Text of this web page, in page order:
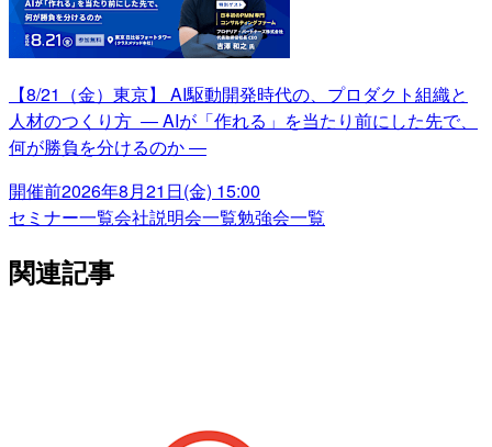
【8/21（金）東京】 AI駆動開発時代の、プロダクト組織と
人材のつくり方 ― AIが「作れる」を当たり前にした先で、
何が勝負を分けるのか ―
開催前2026年8月21日(金) 15:00
セミナー一覧会社説明会一覧勉強会一覧
関連記事